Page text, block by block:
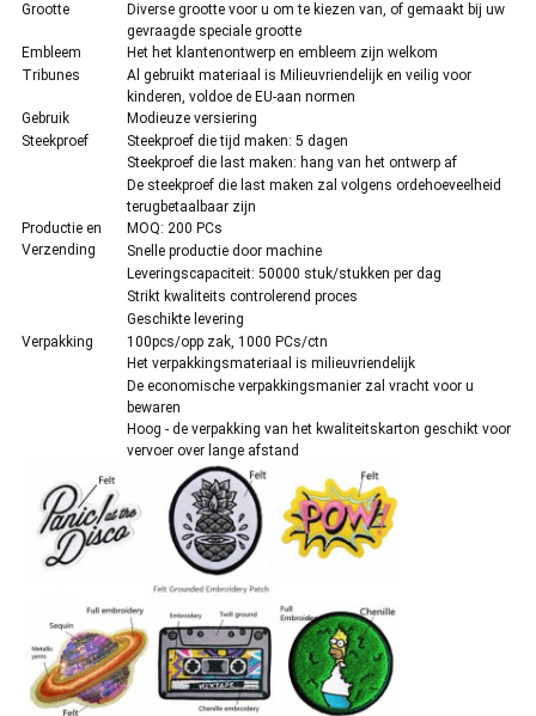
Grootte
Diverse grootte voor u om te kiezen van, of gemaakt bij uw
gevraagde speciale grootte
Embleem
Het het klantenontwerp en embleem zijn welkom
Tribunes
Al gebruikt materiaal is Milieuvriendelijk en veilig voor
kinderen, voldoe de EU-aan normen
Gebruik
Modieuze versiering
Steekproef
Steekproef die tijd maken: 5 dagen
Steekproef die last maken: hang van het ontwerp af
De steekproef die last maken zal volgens ordehoeveelheid
terugbetaalbaar zijn
Productie en
Verzending
MOQ: 200 PCs
Snelle productie door machine
Leveringscapaciteit: 50000 stuk/stukken per dag
Strikt kwaliteits controlerend proces
Geschikte levering
Verpakking
100pcs/opp zak, 1000 PCs/ctn
Het verpakkingsmateriaal is milieuvriendelijk
De economische verpakkingsmanier zal vracht voor u
bewaren
Hoog - de verpakking van het kwaliteitskarton geschikt voor
vervoer over lange afstand